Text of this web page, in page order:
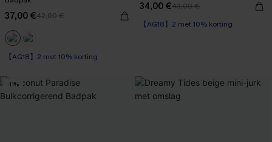
37,00 €42,00 €
【AG18】2 met 10% korting
Op voorraad
34,00 €43,00 €
【AG18】2 met 10% korting
High Waist
-11%